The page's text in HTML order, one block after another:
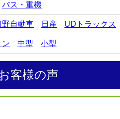
バス・重機
野自動車 日産 UDトラックス
ン 中型 小型
客様の声